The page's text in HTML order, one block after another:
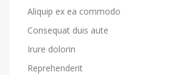
Aliquip ex ea commodo
Consequat duis aute
Irure dolorin
Reprehenderit